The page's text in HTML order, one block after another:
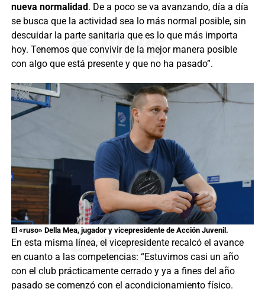
nueva normalidad. De a poco se va avanzando, día a día
se busca que la actividad sea lo más normal posible, sin
descuidar la parte sanitaria que es lo que más importa
hoy. Tenemos que convivir de la mejor manera posible
con algo que está presente y que no ha pasado”.
El «ruso» Della Mea, jugador y vicepresidente de Acción Juvenil.
En esta misma línea, el vicepresidente recalcó el avance
en cuanto a las competencias: “Estuvimos casi un año
con el club prácticamente cerrado y ya a fines del año
pasado se comenzó con el acondicionamiento físico.